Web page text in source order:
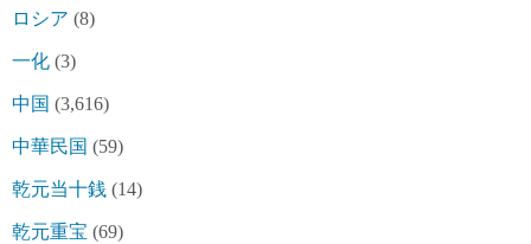
ロシア (8)
一化 (3)
中国 (3,616)
中華民国 (59)
乾元当十銭 (14)
乾元重宝 (69)